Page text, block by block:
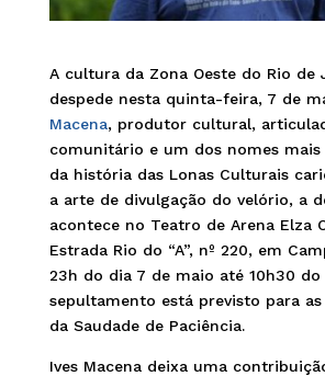
A cultura da Zona Oeste do Rio de
despede nesta quinta-feira, 7 de
Macena, produtor cultural,
comunitário e um dos nomes
da história das Lonas Culturais
a arte de divulgação do velório, a
acontece no Teatro de Arena Elza
Estrada Rio do “A”, nº 220, em
23h do dia 7 de maio até 10h30 do
sepultamento está previsto para
da Saudade de Paciência.
Ives Macena deixa uma